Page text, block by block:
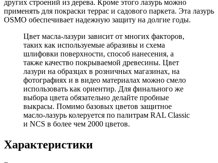
других строений из дерева. Кроме этого лазурь можно
применять для покраски террас и садового паркета. Эта лазурь
OSMO обеспечивает надежную защиту на долгие годы.
Цвет масла-лазури зависит от многих факторов,
таких как используемые абразивы и схема
шлифовки поверхности, способ нанесения, а
также качество покрываемой древесины. Цвет
лазури на образцах в розничных магазинах, на
фотографиях и в видео материалах можно смело
использовать как ориентир. Для финального же
выбора цвета обязательно делайте пробные
выкрасы. Помимо базовых цветов защитное
масло-лазурь колеруется по палитрам RAL Classic
и NCS в более чем 2000 цветов.
Характеристики